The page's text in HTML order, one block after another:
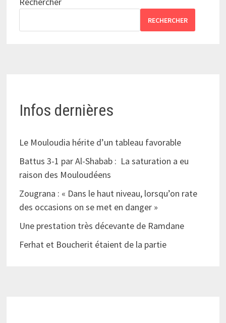
RECHERCHER
Infos dernières
Le Mouloudia hérite d’un tableau favorable
Battus 3-1 par Al-Shabab : La saturation a eu
raison des Mouloudéens
Zougrana : « Dans le haut niveau, lorsqu’on rate
des occasions on se met en danger »
Une prestation très décevante de Ramdane
Ferhat et Boucherit étaient de la partie